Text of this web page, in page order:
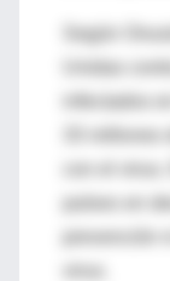
Según